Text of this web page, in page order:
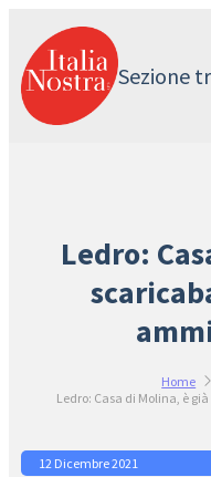
contenuto
Sezione
Ledro:
Home
Ledro: Casa di Molina, è
12 Dicembre 2021